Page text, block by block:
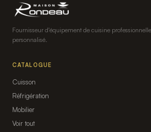
Fournisseur d'équipement de cuisine
personnalisé.
CATALOGUE
Cuisson
Réfrigération
Mobilier
Voir tout